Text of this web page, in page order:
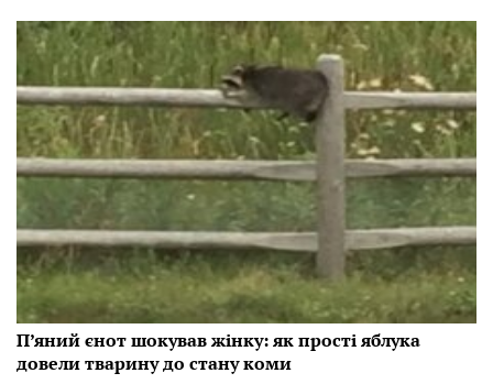
П’яний єнот шокував жінку: як прості яблука
довели тварину до стану коми